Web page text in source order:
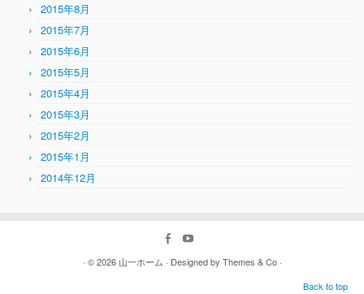
2015年8月
2015年7月
2015年6月
2015年5月
2015年4月
2015年3月
2015年2月
2015年1月
2014年12月
· © 2026 山一ホーム · Designed by Themes & Co·
Back to top